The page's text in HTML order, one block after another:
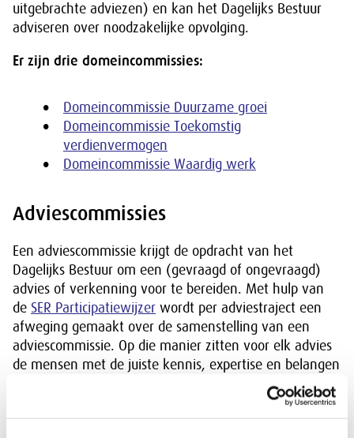
uitgebrachte adviezen) en kan het Dagelijks Bestuur
adviseren over noodzakelijke opvolging.
Er zijn drie domeincommissies:
Domeincommissie Duurzame groei
Domeincommissie Toekomstig
verdienvermogen
Domeincommissie Waardig werk
Adviescommissies
Een adviescommissie krijgt de opdracht van het
Dagelijks Bestuur om een (gevraagd of ongevraagd)
advies of verkenning voor te bereiden. Met hulp van
de SER Participatiewijzer wordt per adviestraject een
afweging gemaakt over de samenstelling van een
adviescommissie. Op die manier zitten voor elk advies
de mensen met de juiste kennis, expertise en belangen
aan tafel. De Raad of het Dagelijks Bestuur stelt een
definitief advies vast. Op dat moment is de opdracht
van de adviescommissie afgerond en houdt deze op te